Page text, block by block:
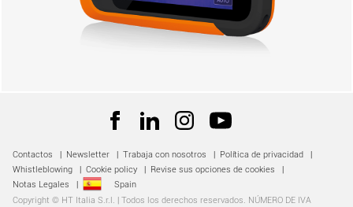
Contactos | Newsletter | Trabaja con nosotros | Política de privacidad
|
Whistleblowing
| Cookie policy | Revise sus opciones de cookies
|
Notas Legales
|
Spain
Copyright © HT Italia S.r.l. | Todos los derechos reservados. NÚMERO DE IVA